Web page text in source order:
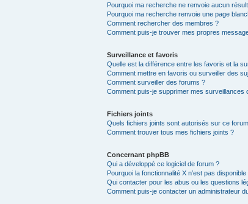
Pourquoi ma recherche ne renvoie aucun
Pourquoi ma recherche renvoie une page
Comment rechercher des membres ?
Comment puis-je trouver mes propres
Surveillance et favoris
Quelle est la différence entre les favoris et la
Comment mettre en favoris ou surveiller des
Comment surveiller des forums ?
Comment puis-je supprimer mes surveillances
Fichiers joints
Quels fichiers joints sont autorisés sur ce
Comment trouver tous mes fichiers joints ?
Concernant phpBB
Qui a développé ce logiciel de forum ?
Pourquoi la fonctionnalité X n’est pas disponible
Qui contacter pour les abus ou les questions
Comment puis-je contacter un administrateur